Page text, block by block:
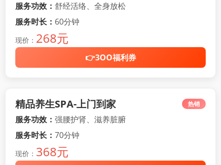
服务功效： 舒经活络、全身放松
服务时长： 60分钟
现价： 268元
👉3OO福利券
精品养生SPA-上门到家 热销
服务功效： 强腰护肾、滋养脏腑
服务时长： 70分钟
现价： 368元